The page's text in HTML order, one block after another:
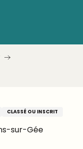
CLASSÉ OU INSCRIT
sur-Gée